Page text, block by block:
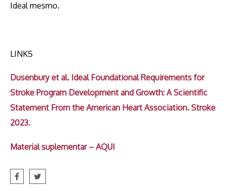
Ideal mesmo.
LINKS
Dusenbury et al. Ideal Foundational Requirements for
Stroke Program Development and Growth: A Scientific
Statement From the American Heart Association. Stroke
2023.
Material suplementar – AQUI